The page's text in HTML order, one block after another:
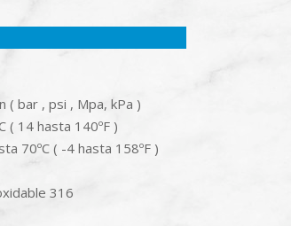
( bar , psi , Mpa, kPa )
( 14 hasta 140ºF )
70ºC ( -4 hasta 158ºF )
316